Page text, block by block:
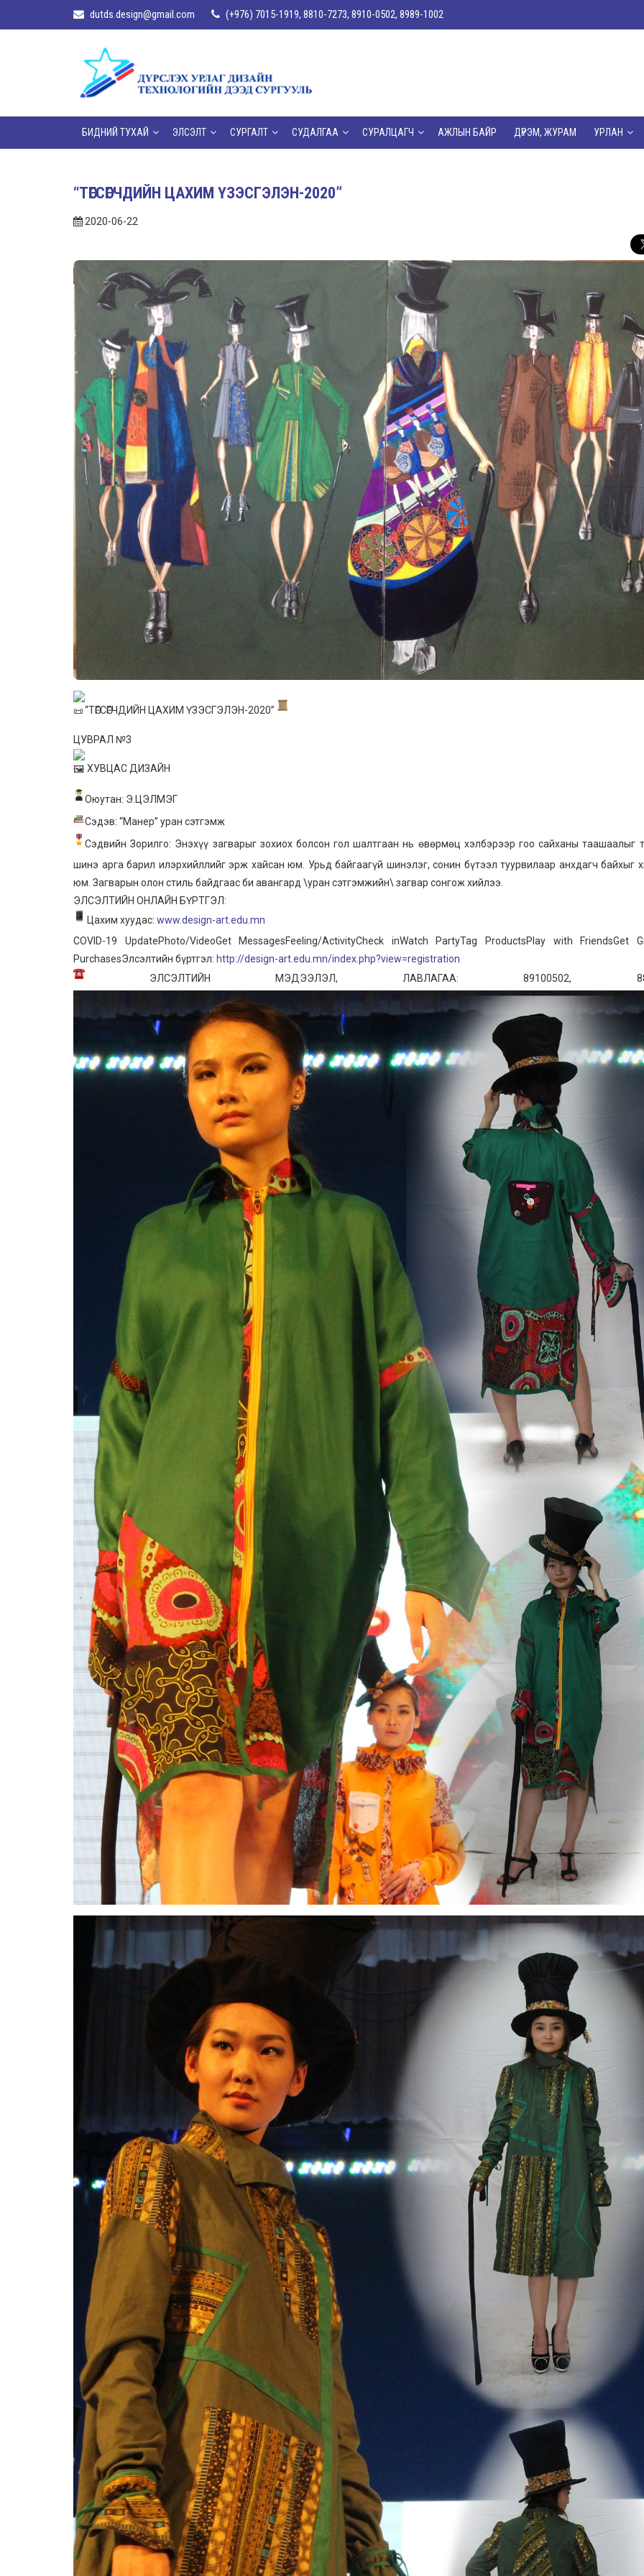
dutds.design@gmail.com (+976) 7015-1919, 8810-7273, 8910-0502, 8989-1002
БИДНИЙ ТУХАЙ ЭЛСЭЛТ СУРГАЛТ СУДАЛГАА СУРАЛЦАГЧ АЖЛЫН БАЙР ДҮРЭМ, ЖУРАМ УРЛАН
“ТӨГСӨГЧДИЙН ЦАХИМ ҮЗЭСГЭЛЭН-2020”
2020-06-22
“ТӨГСӨГЧДИЙН ЦАХИМ ҮЗЭСГЭЛЭН-2020”
ЦУВРАЛ №3
ХУВЦАС ДИЗАЙН
Оюутан: Э.ЦЭЛМЭГ
Сэдэв: “Манер” уран сэтгэмж
Сэдвийн Зорилго: Энэхүү загварыг зохиох болсон гол шалтгаан нь өвөрмөц хэлбэрээр гоо сайханы таашаалыг
шинэ арга барил илэрхийллийг эрж хайсан юм. Урьд байгаагүй шинэлэг, сонин бүтээл туурвилаар анхдагч байхыг
юм. Загварын олон стиль байдгаас би авангард \уран сэтгэмжийн\ загвар сонгож хийлээ.
ЭЛСЭЛТИЙН ОНЛАЙН БҮРТГЭЛ:
Цахим хуудас: www.design-art.edu.mn
COVID-19 UpdatePhoto/VideoGet MessagesFeeling/ActivityCheck inWatch PartyTag ProductsPlay with FriendsGet
PurchasesЭлсэлтийн бүртгэл: http://design-art.edu.mn/index.php?view=registration
ЭЛСЭЛТИЙН МЭДЭЭЛЭЛ, ЛАВЛАГАА: 89100502,